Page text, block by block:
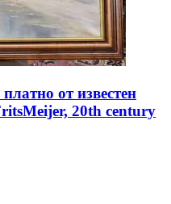
от известен
20th century